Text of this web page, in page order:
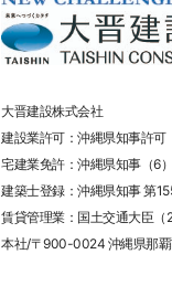
大晋建設株式会社
建設業許可：沖縄県知事許
宅建業免許：沖縄県知事（6
建築士登録：沖縄県知事 第
賃貸管理業：国土交通大臣
本社/〒900-0024 沖縄県那